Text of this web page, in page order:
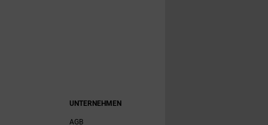
UNTERNEHMEN
AGB